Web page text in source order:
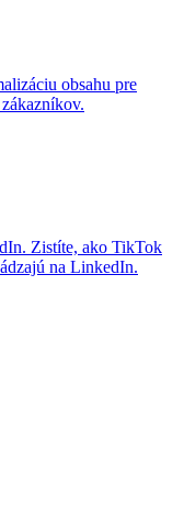
obsahu pre
Zistíte, ako TikTok
na LinkedIn.